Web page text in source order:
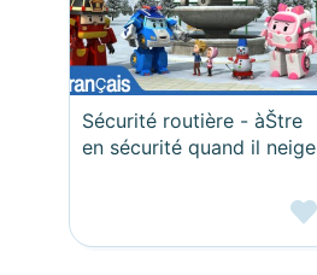
Sécurité routière - àŠtre
en sécurité quand il neige